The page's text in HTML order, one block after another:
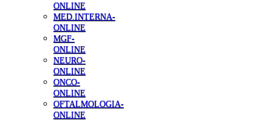
ONLINE
MED.INTERNA-
ONLINE
MGF-
ONLINE
NEURO-
ONLINE
ONCO-
ONLINE
OFTALMOLOGIA-
ONLINE